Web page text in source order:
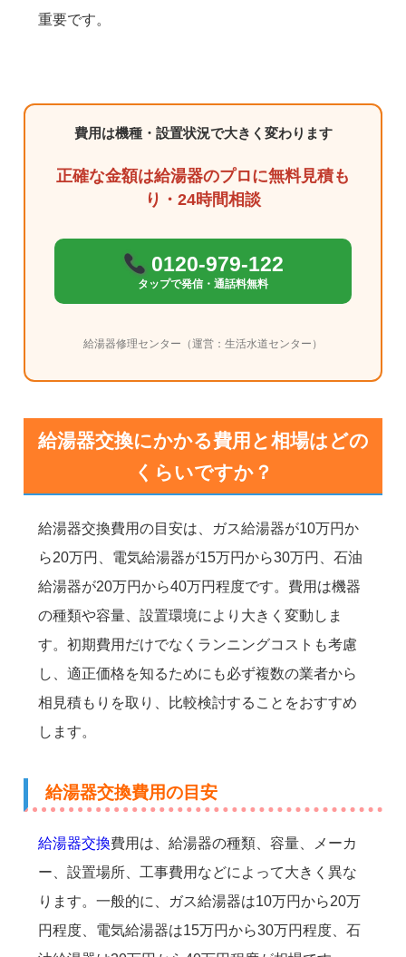
重要です。
費用は機種・設置状況で大きく変わります
正確な金額は給湯器のプロに無料見積も
り・24時間相談
0120-979-122
タップで発信・通話料無料
給湯器修理センター（運営：生活水道センター）
給湯器交換にかかる費用と相場はどの
くらいですか？
給湯器交換費用の目安は、ガス給湯器が10万円か
ら20万円、電気給湯器が15万円から30万円、石油
給湯器が20万円から40万円程度です。費用は機器
の種類や容量、設置環境により大きく変動しま
す。初期費用だけでなくランニングコストも考慮
し、適正価格を知るためにも必ず複数の業者から
相見積もりを取り、比較検討することをおすすめ
します。
給湯器交換費用の目安
給湯器交換費用は、給湯器の種類、容量、メーカ
ー、設置場所、工事費用などによって大きく異な
ります。一般的に、ガス給湯器は10万円から20万
円程度、電気給湯器は15万円から30万円程度、石